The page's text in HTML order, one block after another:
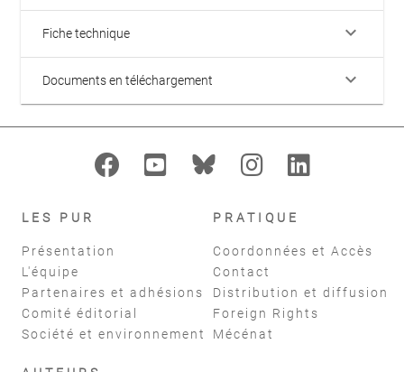
Fiche technique keyboard_arrow_down
Documents en téléchargement keyboard_arrow_down
LES PUR
Présentation
L'équipe
Partenaires et adhésions
Comité éditorial
Société et environnement
PRATIQUE
Coordonnées et Accès
Contact
Distribution et diffusion
Foreign Rights
Mécénat